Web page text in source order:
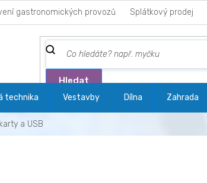
gastronomických provozů Splátkový prodej
Hledat
technika Vestavby Dílna Zahrada
a USB